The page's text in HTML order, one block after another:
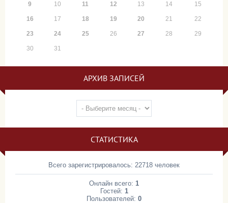
9 10 11 12 13 14 15
16 17 18 19 20 21 22
23 24 25 26 27 28 29
30 31
АРХИВ ЗАПИСЕЙ
СТАТИСТИКА
Всего зарегистрировалось: 22718 человек
Онлайн всего: 1
Гостей: 1
Пользователей: 0